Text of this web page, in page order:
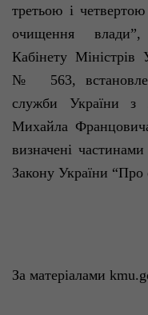
третьою і
очищення влади”,
Кабінету
№ 563,
служби України з
Михайла Фр
визначені
Закону України
За матеріалами